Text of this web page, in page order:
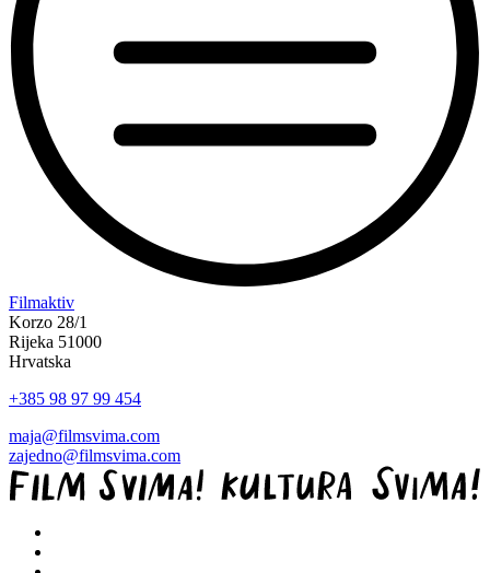
“Koke
svima
—
inkluzivna
svima
Kino
Mediteran
projekcija
u
kinu
Bačvice”
Filmaktiv
Korzo 28/1
Rijeka 51000
Hrvatska
+385 98 97 99 454
maja@filmsvima.com
zajedno@filmsvima.com